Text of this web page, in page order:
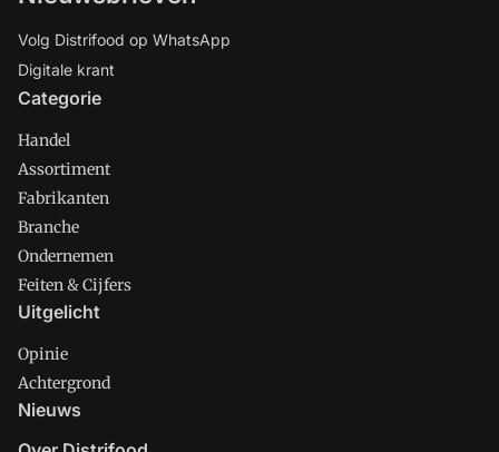
Volg Distrifood op WhatsApp
Digitale krant
Categorie
Handel
Assortiment
Fabrikanten
Branche
Ondernemen
Feiten & Cijfers
Uitgelicht
Opinie
Achtergrond
Nieuws